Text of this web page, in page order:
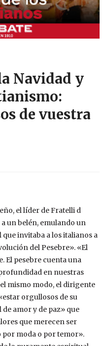
Navidad y
de vuestra
el líder de Fratelli d
un belén, emulando un
invitaba a los italianos a
del Pesebre». «El
El pesebre cuenta una
en nuestras
mismo modo, el dirigente
orgullosos de su
amor y de paz» que
que merecen ser
por moda o por temor».